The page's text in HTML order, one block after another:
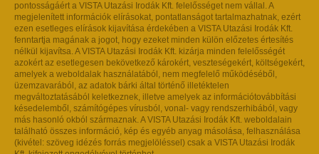
pontosságáért a VISTA Utazási Irodák Kft. felelősséget nem vállal. A
megjelenített információk elírásokat, pontatlanságot tartalmazhatnak, ezért
ezen esetleges elírások kijavítása érdekében a VISTA Utazási Irodák Kft.
fenntartja magának a jogot, hogy ezeket minden külön előzetes értesítés
nélkül kijavítsa. A VISTA Utazási Irodák Kft. kizárja minden felelősségét
azokért az esetlegesen bekövetkező károkért, veszteségekért, költségekért,
amelyek a weboldalak használatából, nem megfelelő működéséből,
üzemzavarából, az adatok bárki által történő illetéktelen
megváltoztatásából keletkeznek, illetve amelyek az információtovábbítási
késedelemből, számítógépes vírusból, vonal- vagy rendszerhibából, vagy
más hasonló okból származnak. A VISTA Utazási Irodák Kft. weboldalain
található összes információ, kép és egyéb anyag másolása, felhasználása
(kivétel: szöveg idézés forrás megjelöléssel) csak a VISTA Utazási Irodák